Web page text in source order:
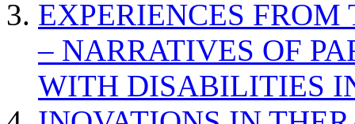
EXPERIENCES
– NARRATIVES OF
WITH DISABILITIES